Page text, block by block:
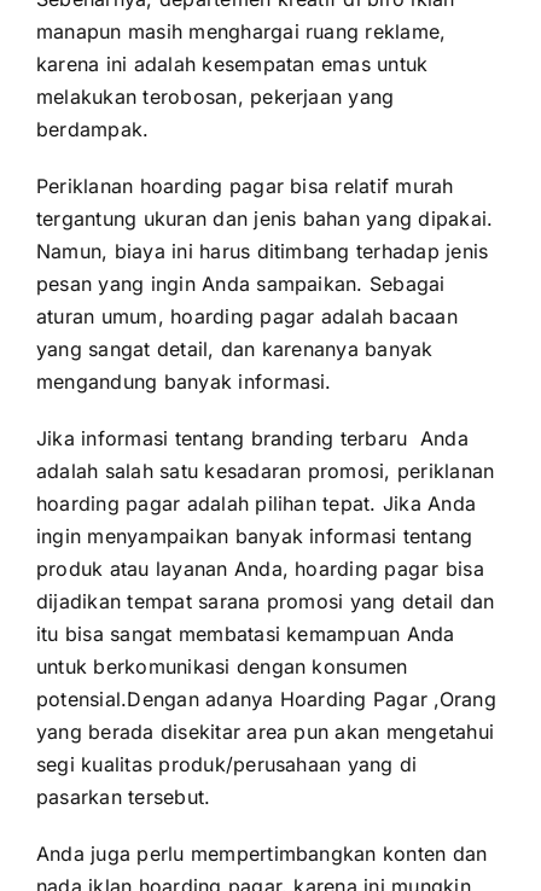
manapun masih menghargai ruang reklame,
karena ini adalah kesempatan emas untuk
melakukan terobosan, pekerjaan yang
berdampak.
Periklanan hoarding pagar bisa relatif murah
tergantung ukuran dan jenis bahan yang dipakai.
Namun, biaya ini harus ditimbang terhadap jenis
pesan yang ingin Anda sampaikan. Sebagai
aturan umum, hoarding pagar adalah bacaan
yang sangat detail, dan karenanya banyak
mengandung banyak informasi.
Jika informasi tentang branding terbaru Anda
adalah salah satu kesadaran promosi, periklanan
hoarding pagar adalah pilihan tepat. Jika Anda
ingin menyampaikan banyak informasi tentang
produk atau layanan Anda, hoarding pagar bisa
dijadikan tempat sarana promosi yang detail dan
itu bisa sangat membatasi kemampuan Anda
untuk berkomunikasi dengan konsumen
potensial.Dengan adanya Hoarding Pagar ,Orang
yang berada disekitar area pun akan mengetahui
segi kualitas produk/perusahaan yang di
pasarkan tersebut.
Anda juga perlu mempertimbangkan konten dan